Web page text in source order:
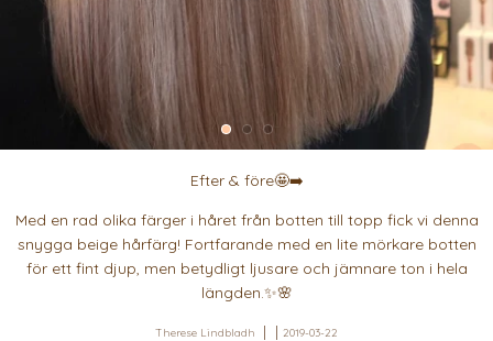
Efter & före🤩➡️
Med en rad olika färger i håret från botten till topp fick vi denna
snygga beige hårfärg! Fortfarande med en lite mörkare botten
för ett fint djup, men betydligt ljusare och jämnare ton i hela
längden.✨🌸
Therese Lindbladh 2019-03-22